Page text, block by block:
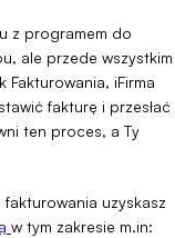
z programem do
ale przede wszystkim
iFirma
fakturę i przesłać
ten proces, a Ty
uzyskasz
w tym zakresie m.in: